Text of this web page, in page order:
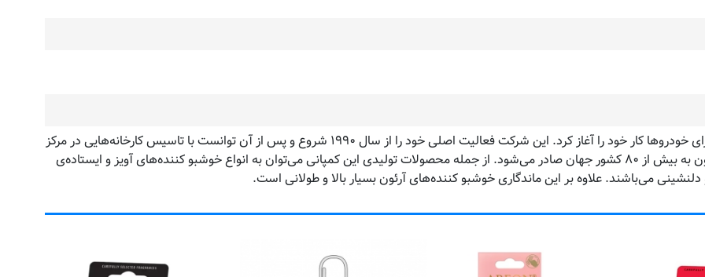
کمپانی آرئون (Areon) با تولید محصولات خوشبو کننده‌‌ی هوا برای خودروها کار خود را آغاز کرد. این شرکت فعالیت اصلی خود را از سال ۱۹۹۰ شروع و پس از آن توانست با تاسیس کارخانه‌هایی در مرکز
و شرق اروپا فعالیت خود را گسترش دهد. امروزه محصولات آرئون به بیش از ۸۰ کشور جهان صادر می‌شود. از جمله محصولات تولیدی این کمپانی می‌توان به انواع خوشبو کننده‌های آویز و ایستاده‌ی
می‌باشند. علاوه بر این ماندگاری خوشبو کننده‌های آرئون بسیار بالا و طولانی است.